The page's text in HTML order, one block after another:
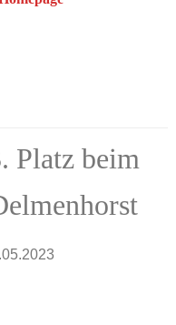
Platz beim